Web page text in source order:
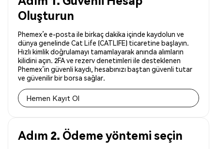
Oluşturun
Phemex’e e-posta ile birkaç dakika içinde kaydolun ve
dünya genelinde Cat Life (CATLIFE) ticaretine başlayın.
Hızlı kimlik doğrulamayı tamamlayarak anında alımların
kilidini açın. 2FA ve rezerv denetimleri ile desteklenen
Phemex’in güvenli kaydı, hesabınızı baştan güvenli tutar
ve güvenilir bir borsa sağlar.
Hemen Kayıt Ol
Adım 2. Ödeme yöntemi seçin